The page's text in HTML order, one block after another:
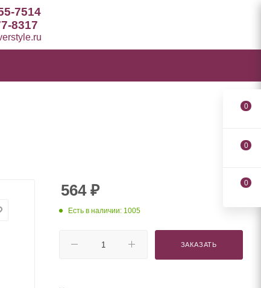
7514
8317
564₽
Есть в наличии: 1005
ЗАКАЗАТЬ
0
0
0